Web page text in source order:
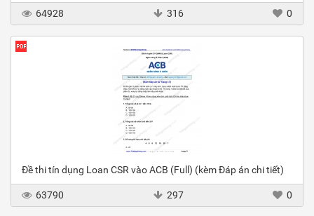
64928 316 0
Đề thi tín dụng Loan CSR vào ACB (Full) (kèm Đáp án chi tiết)
63790 297 0